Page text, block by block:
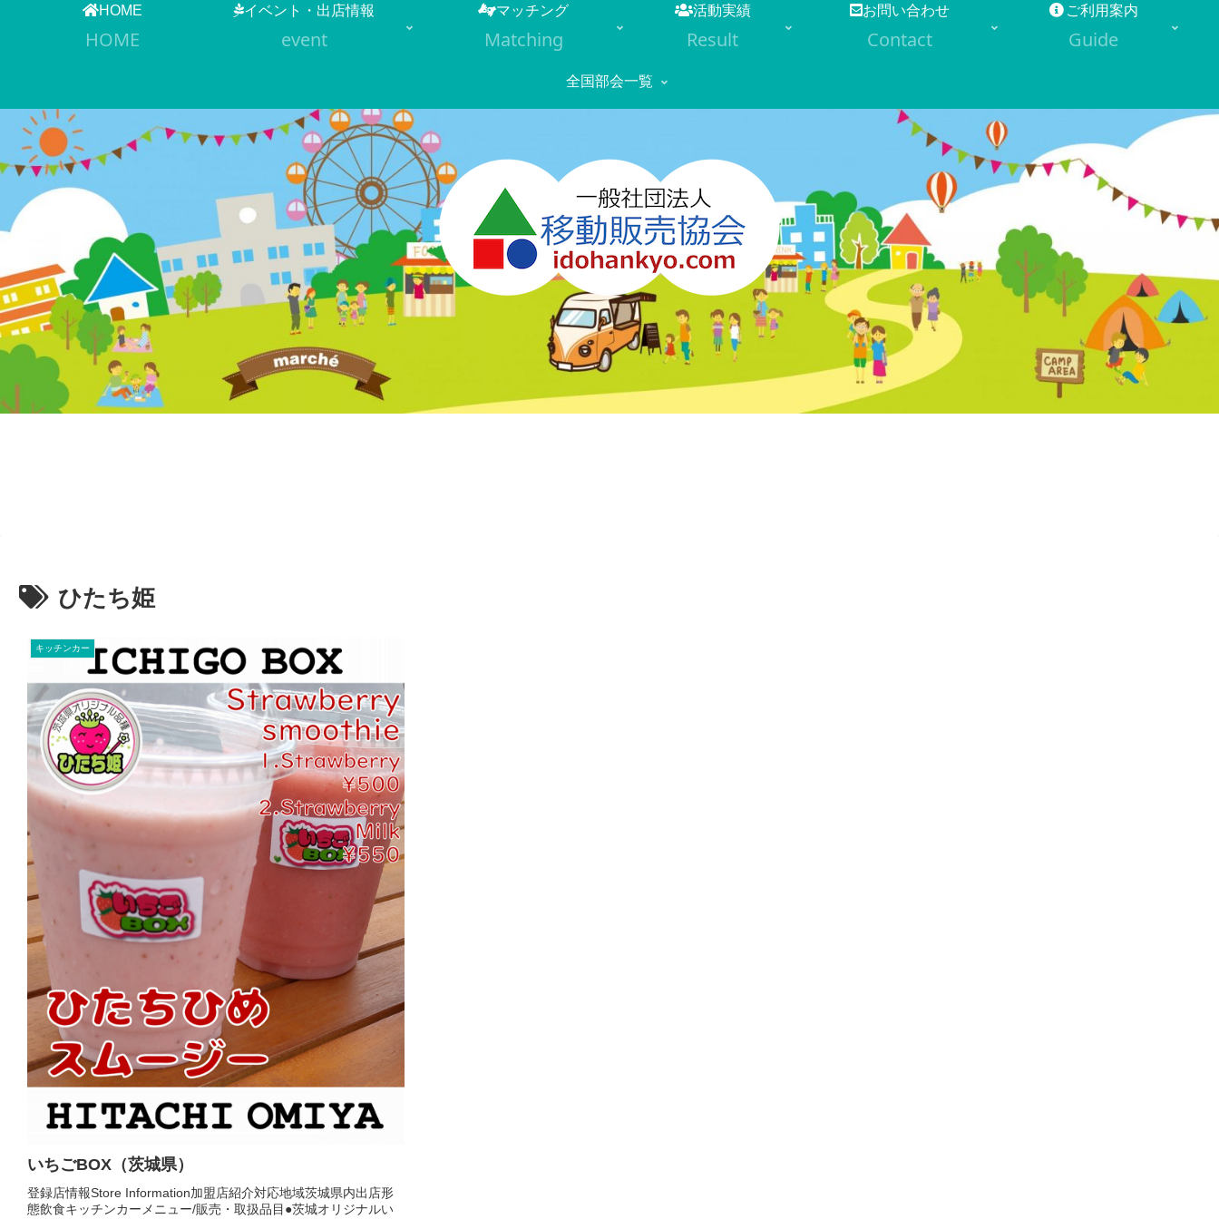
HOME
HOME
イベント・出店情報
event
マッチング
Matching
活動実績
Result
お問い合わせ
Contact
ご利用案内
Guide
全国部会一覧
ひたち姫
キッチンカー
いちごBOX（茨城県）
登録店情報Store Information加盟店紹介対応地域茨城県内出店形
態飲食キッチンカーメニュー/販売・取扱品目●茨城オリジナルい